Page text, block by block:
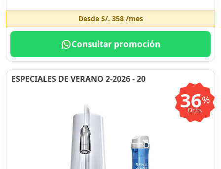
Desde S/. 358/mes
Consultar promoción
ESPECIALES DE VERANO 2-2026 - 20
36%
Dcto.